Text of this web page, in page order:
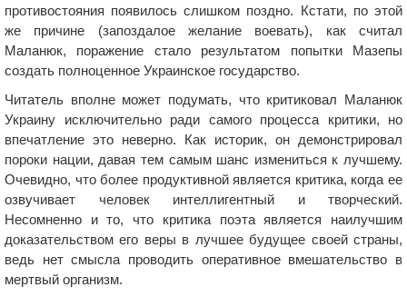
противостояния появилось слишком поздно. Кстати, по этой
же причине (запоздалое желание воевать), как считал
Маланюк, поражение стало результатом попытки Мазепы
создать полноценное Украинское государство.
Читатель вполне может подумать, что критиковал Маланюк
Украину исключительно ради самого процесса критики, но
впечатление это неверно. Как историк, он демонстрировал
пороки нации, давая тем самым шанс измениться к лучшему.
Очевидно, что более продуктивной является критика, когда ее
озвучивает человек интеллигентный и творческий.
Несомненно и то, что критика поэта является наилучшим
доказательством его веры в лучшее будущее своей страны,
ведь нет смысла проводить оперативное вмешательство в
мертвый организм.